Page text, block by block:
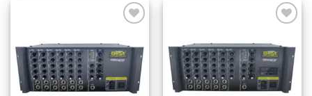
wishlist
wishlist